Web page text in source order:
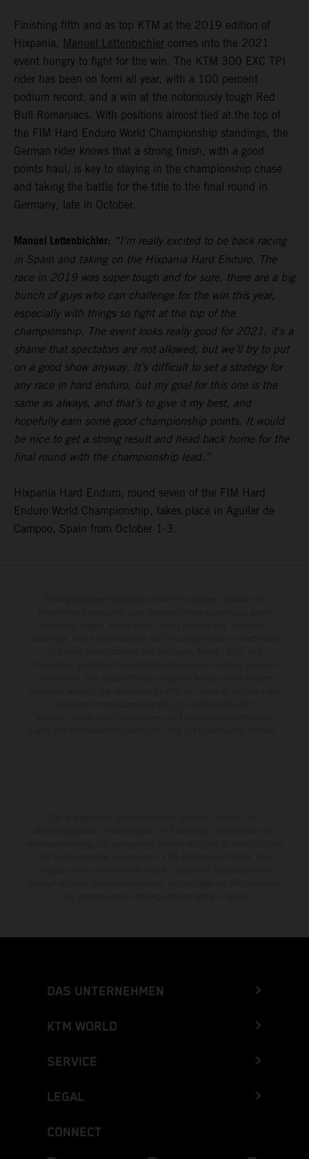
Finishing fifth and as top KTM at the 2019 edition of
Hixpania, Manuel Lettenbichler comes into the 2021
event hungry to fight for the win. The KTM 300 EXC TPI
rider has been on form all year, with a 100 percent
podium record, and a win at the notoriously tough Red
Bull Romaniacs. With positions almost tied at the top of
the FIM Hard Enduro World Championship standings, the
German rider knows that a strong finish, with a good
points haul, is key to staying in the championship chase
and taking the battle for the title to the final round in
Germany, late in October.
Manuel Lettenbichler: “I’m really excited to be back racing
in Spain and taking on the Hixpania Hard Enduro. The
race in 2019 was super tough and for sure, there are a big
bunch of guys who can challenge for the win this year,
especially with things so tight at the top of the
championship. The event looks really good for 2021, it’s a
shame that spectators are not allowed, but we’ll try to put
on a good show anyway. It’s difficult to set a strategy for
any race in hard enduro, but my goal for this one is the
same as always, and that’s to give it my best, and
hopefully earn some good championship points. It would
be nice to get a strong result and head back home for the
final round with the championship lead.”
Hixpania Hard Enduro, round seven of the FIM Hard
Enduro World Championship, takes place in Aguilar de
Campoo, Spain from October 1-3.
DAS UNTERNEHMEN
KTM WORLD
SERVICE
LEGAL
CONNECT